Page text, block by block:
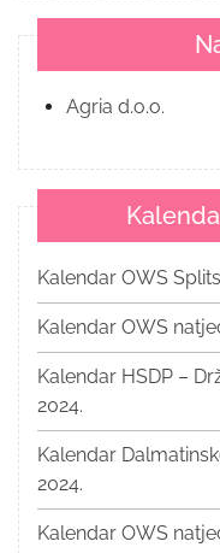
Agria d.o.o.
Kalendar OWS
Kalendar OWS
Kalendar HSDP –
2024.
Kalendar
2024.
Kalendar OWS